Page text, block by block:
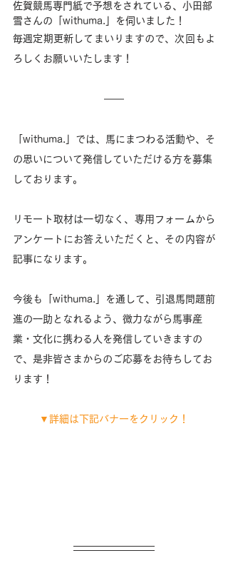
佐賀競馬専門紙で予想をされている、小田部
雪さんの「withuma.」を伺いました！
毎週定期更新してまいりますので、次回もよ
ろしくお願いいたします！
「withuma.」では、馬にまつわる活動や、そ
の思いについて発信していただける方を募集
しております。
リモート取材は一切なく、専用フォームから
アンケートにお答えいただくと、その内容が
記事になります。
今後も「withuma.」を通して、引退馬問題前
進の一助となれるよう、微力ながら馬事産
業・文化に携わる人を発信していきますの
で、是非皆さまからのご応募をお待ちしてお
ります！
▼詳細は下記バナーをクリック！